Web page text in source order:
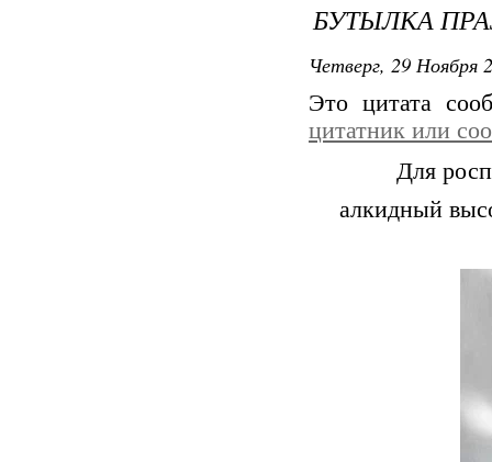
БУТЫЛКА
Четверг, 29 Ноября
Это цитата
цитатник или
Для
алкидный